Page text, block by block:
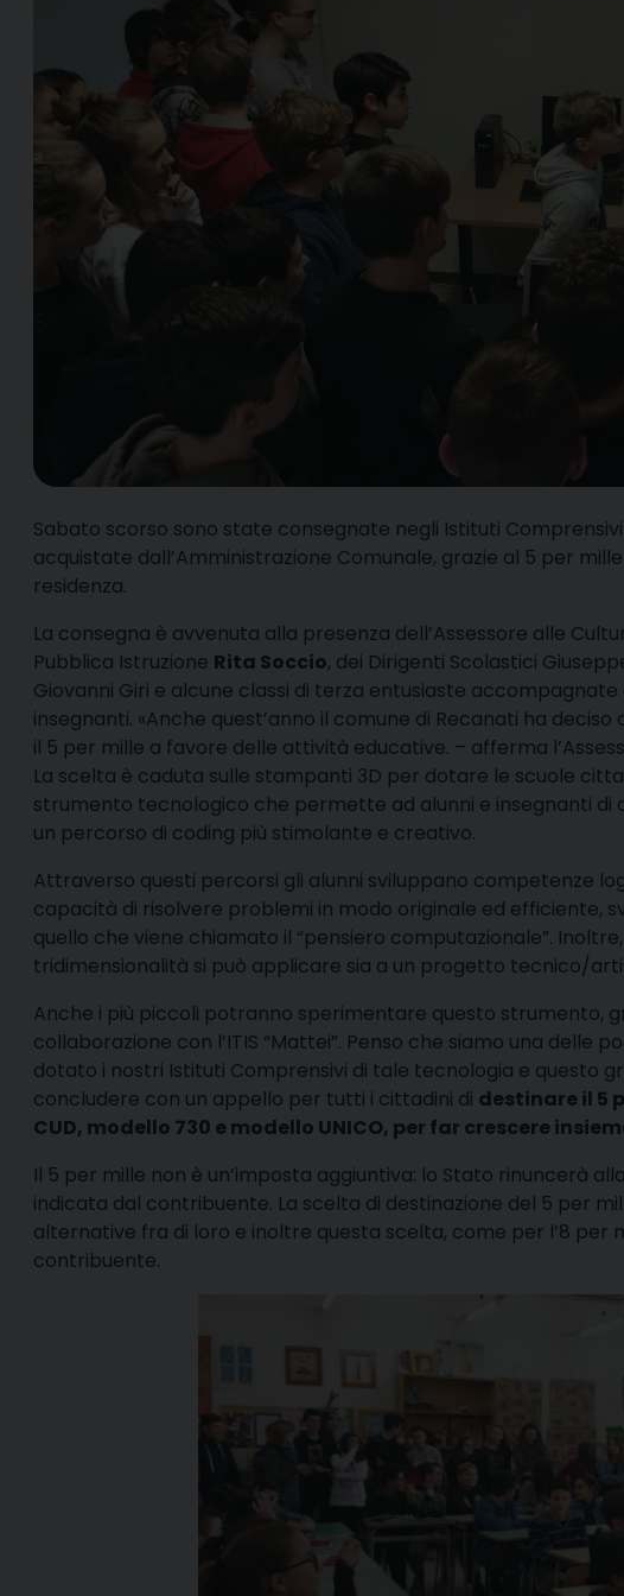
Sabato scorso sono state consegnate negli Istituti Comprensivi
acquistate dall’Amministrazione Comunale, grazie al 5 per
residenza.
La consegna è avvenuta alla presenza dell’Assessore alle
Pubblica Istruzione Rita Soccio, dei Dirigenti Scolastici
Giovanni Giri e alcune classi di terza entusiaste accompagnate
insegnanti. «Anche quest’anno il comune di Recanati ha deciso
il 5 per mille a favore delle attività educative. – afferma
La scelta è caduta sulle stampanti 3D per dotare le scuole
strumento tecnologico che permette ad alunni e insegnanti di
un percorso di coding più stimolante e creativo.
Attraverso questi percorsi gli alunni sviluppano competenze
capacità di risolvere problemi in modo originale ed efficiente,
quello che viene chiamato il “pensiero computazionale”.
tridimensionalità si può applicare sia a un progetto tecnico/
Anche i più piccoli potranno sperimentare questo strumento,
collaborazione con l’ITIS “Mattei”. Penso che siamo una
dotato i nostri Istituti Comprensivi di tale tecnologia e questo
concludere con un appello per tutti i cittadini di destinare il 5
CUD, modello 730 e modello UNICO, per far crescere
Il 5 per mille non è un’imposta aggiuntiva: lo Stato rinuncerà
indicata dal contribuente. La scelta di destinazione del 5 per
alternative fra di loro e inoltre questa scelta, come per l’8 per
contribuente.